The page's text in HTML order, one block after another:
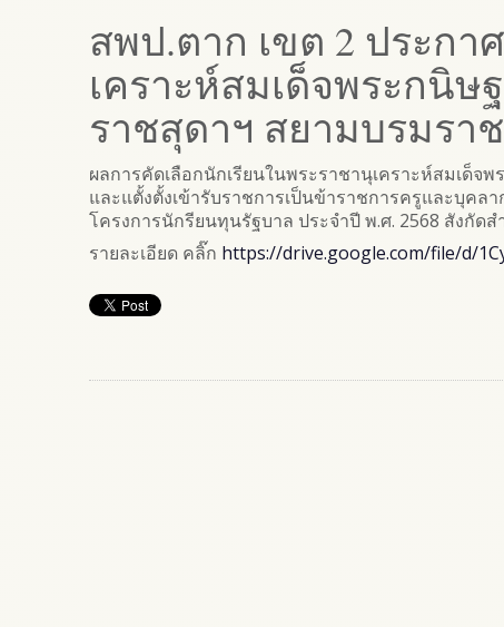
สพป.ตาก เขต 2 ประก
เคราะห์สมเด็จพระกนิษ
ราชสุดาฯ สยามบรมรา
ผลการคัดเลือกนักเรียนในพระราชานุเคราะห์สมเด็จ
และแตั้งตั้งเข้ารับราชการเป็นข้าราชการครูและบุค
โครงการนักรียนทุนรัฐบาล ประจำปี พ.ศ. 2568 สังกัด
รายละเอียด คลิ๊ก https://drive.google.com/file/d/